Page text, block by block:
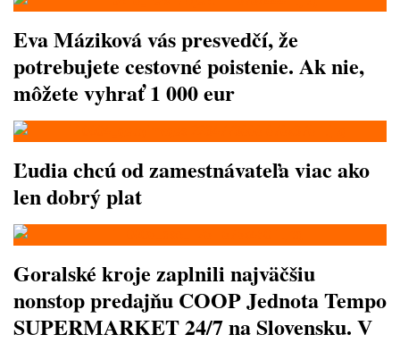
Eva Máziková vás presvedčí, že
potrebujete cestovné poistenie. Ak nie,
môžete vyhrať 1 000 eur
Ľudia chcú od zamestnávateľa viac ako
len dobrý plat
Goralské kroje zaplnili najväčšiu
nonstop predajňu COOP Jednota Tempo
SUPERMARKET 24/7 na Slovensku. V